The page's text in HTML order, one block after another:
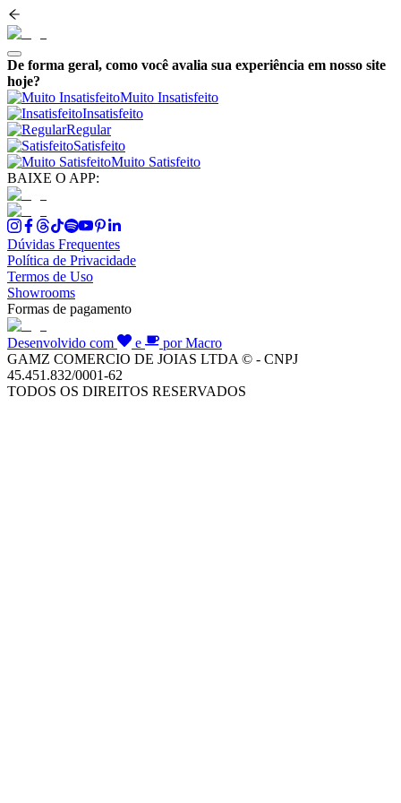
De forma geral, como você avalia sua experiência em nosso site
hoje?
Muito Insatisfeito
Insatisfeito
Regular
Satisfeito
Muito Satisfeito
BAIXE O APP:
Dúvidas Frequentes
Política de Privacidade
Termos de Uso
Showrooms
Formas de pagamento
Desenvolvido com e
por Macro
GAMZ COMERCIO DE JOIAS LTDA © - CNPJ
45.451.832/0001-62
TODOS OS DIREITOS RESERVADOS